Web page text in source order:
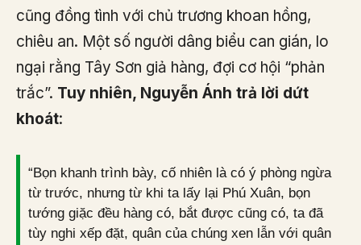
cũng đồng tình với chủ trương khoan hồng,
chiêu an. Một số người dâng biểu can gián, lo
ngại rằng Tây Sơn giả hàng, đợi cơ hội “phản
trắc”. Tuy nhiên, Nguyễn Ánh trả lời dứt
khoát:
“Bọn khanh trình bày, cố nhiên là có ý phòng ngừa
từ trước, nhưng từ khi ta lấy lại Phú Xuân, bọn
tướng giặc đều hàng có, bắt được cũng có, ta đã
tùy nghi xếp đặt, quân của chúng xen lẫn với quân